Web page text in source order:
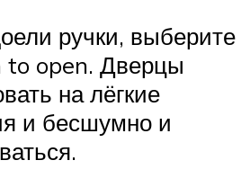
ручки, выберите
to open. Дверцы
на лёгкие
и бесшумно и